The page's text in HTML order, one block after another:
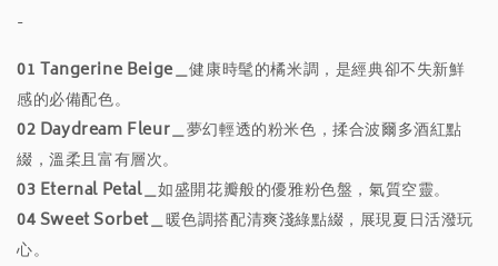
-
01 Tangerine Beige＿健康時髦的橘米調，是經典卻不失新鮮
感的必備配色。
02 Daydream Fleur＿夢幻輕透的粉米色，揉合波爾多酒紅點
綴，溫柔且富有層次。
03 Eternal Petal＿如盛開花瓣般的優雅粉色盤，氣質空靈。
04 Sweet Sorbet＿暖色調搭配清爽淺綠點綴，展現夏日活潑玩
心。